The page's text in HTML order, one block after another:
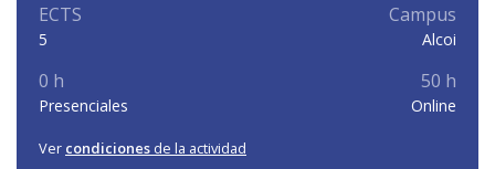
ECTS
5
Campus
Alcoi
0 h
Presenciales
50 h
Online
Ver condiciones de la actividad